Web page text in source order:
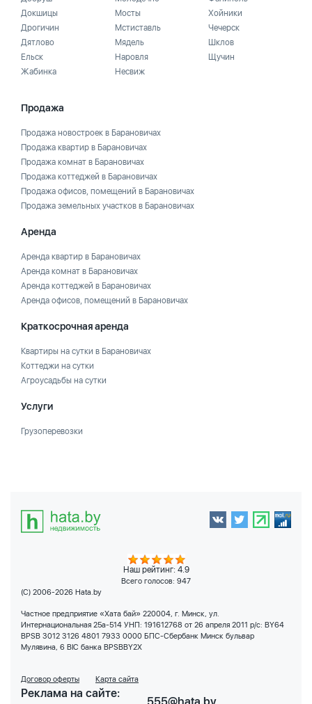
Докшицы
Дрогичин
Дятлово
Ельск
Жабинка
Мосты
Мстиставль
Мядель
Наровля
Несвиж
Хойники
Чечерск
Шклов
Щучин
Продажа
Продажа новостроек в Барановичах
Продажа квартир в Барановичах
Продажа комнат в Барановичах
Продажа коттеджей в Барановичах
Продажа офисов, помещений в Барановичах
Продажа земельных участков в Барановичах
Аренда
Аренда квартир в Барановичах
Аренда комнат в Барановичах
Аренда коттеджей в Барановичах
Аренда офисов, помещений в Барановичах
Краткосрочная аренда
Квартиры на сутки в Барановичах
Коттеджи на сутки
Агроусадьбы на сутки
Услуги
Грузоперевозки
Наш рейтинг: 4.9
Всего голосов: 947
(C) 2006-2026 Hata.by
Частное предприятие «Хата бай» 220004, г. Минск, ул.
Интернациональная 25а-514 УНП: 191612768 от 26 апреля 2011 р/с: BY64
BPSB 3012 3126 4801 7933 0000 БПС-Сбербанк Минск бульвар
Мулявина, 6 BIC банка BPSBBY2X
Договор оферты Карта сайта
Реклама на сайте: